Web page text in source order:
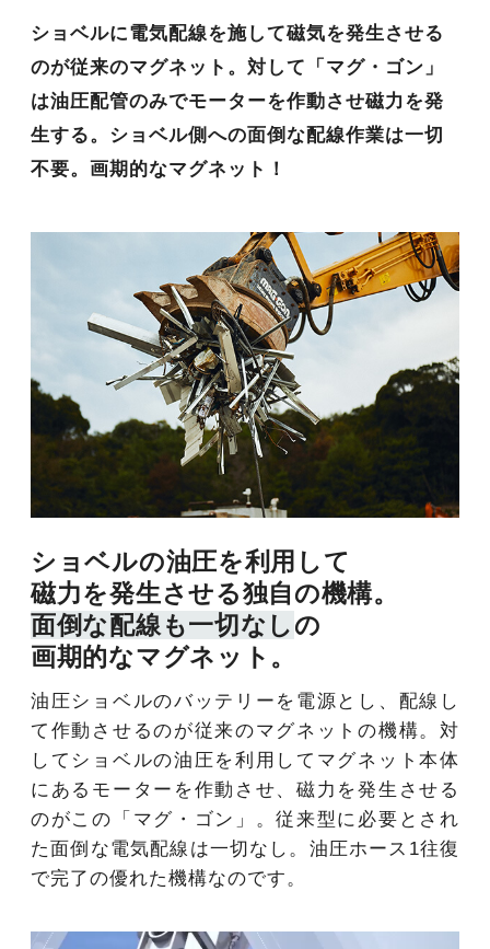
ショベルに電気配線を施して磁気を発生させる
のが従来のマグネット。対して「マグ・ゴン」
は油圧配管のみでモーターを作動させ磁力を発
生する。 ショベル側への面倒な配線作業は一切
不要。画期的なマグネット！
ショベルの油圧を利用して
磁力を発生させる独自の機構。
面倒な配線も一切なしの
画期的なマグネット。
油圧ショベルのバッテリーを電源とし、配線し
て作動させるのが従来のマグネットの機構。対
してショベルの油圧を利用してマグネット本体
にあるモーターを作動させ、磁力を発生させる
のがこの「マグ・ゴン」。従来型に必要とされ
た面倒な電気配線は一切なし。油圧ホース1往復
で完了の優れた機構なのです。